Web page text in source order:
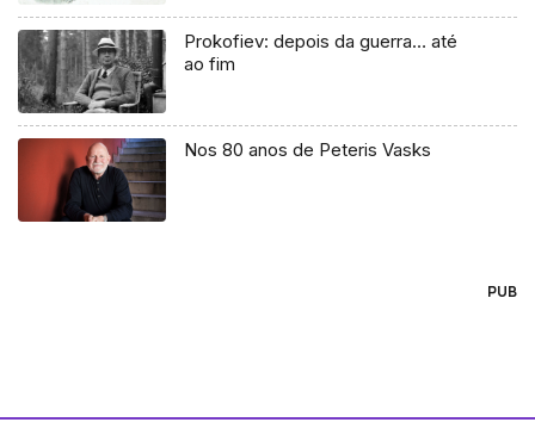
Prokofiev: depois da guerra… até
ao fim
Nos 80 anos de Peteris Vasks
PUB